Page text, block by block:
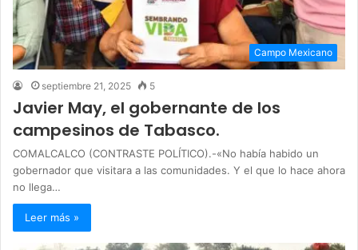
Campo Mexicano
septiembre 21, 2025 5
Javier May, el gobernante de los
campesinos de Tabasco.
COMALCALCO (CONTRASTE POLÍTICO).-«No había habido un
gobernador que visitara a las comunidades. Y el que lo hace ahora
no llega…
Leer más »